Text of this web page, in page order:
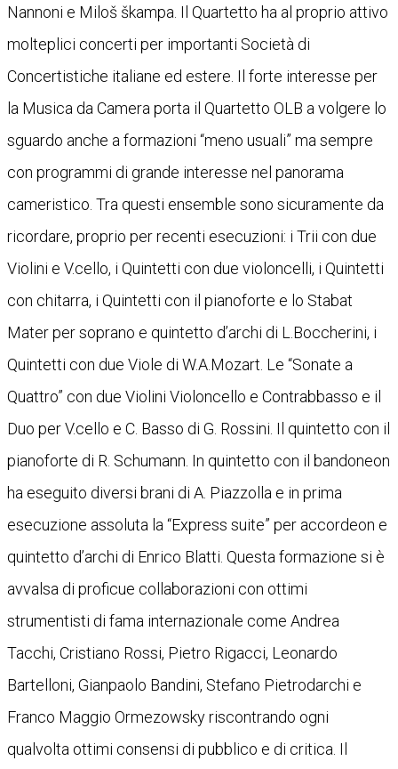
Nannoni e Miloš škampa. Il Quartetto ha al proprio attivo
molteplici concerti per importanti Società di
Concertistiche italiane ed estere. Il forte interesse per
la Musica da Camera porta il Quartetto OLB a volgere lo
sguardo anche a formazioni “meno usuali” ma sempre
con programmi di grande interesse nel panorama
cameristico. Tra questi ensemble sono sicuramente da
ricordare, proprio per recenti esecuzioni: i Trii con due
Violini e V.cello, i Quintetti con due violoncelli, i Quintetti
con chitarra, i Quintetti con il pianoforte e lo Stabat
Mater per soprano e quintetto d’archi di L.Boccherini, i
Quintetti con due Viole di W.A.Mozart. Le “Sonate a
Quattro” con due Violini Violoncello e Contrabbasso e il
Duo per V.cello e C. Basso di G. Rossini. Il quintetto con il
pianoforte di R. Schumann. In quintetto con il bandoneon
ha eseguito diversi brani di A. Piazzolla e in prima
esecuzione assoluta la “Express suite” per accordeon e
quintetto d’archi di Enrico Blatti. Questa formazione si è
avvalsa di proficue collaborazioni con ottimi
strumentisti di fama internazionale come Andrea
Tacchi, Cristiano Rossi, Pietro Rigacci, Leonardo
Bartelloni, Gianpaolo Bandini, Stefano Pietrodarchi e
Franco Maggio Ormezowsky riscontrando ogni
qualvolta ottimi consensi di pubblico e di critica. Il